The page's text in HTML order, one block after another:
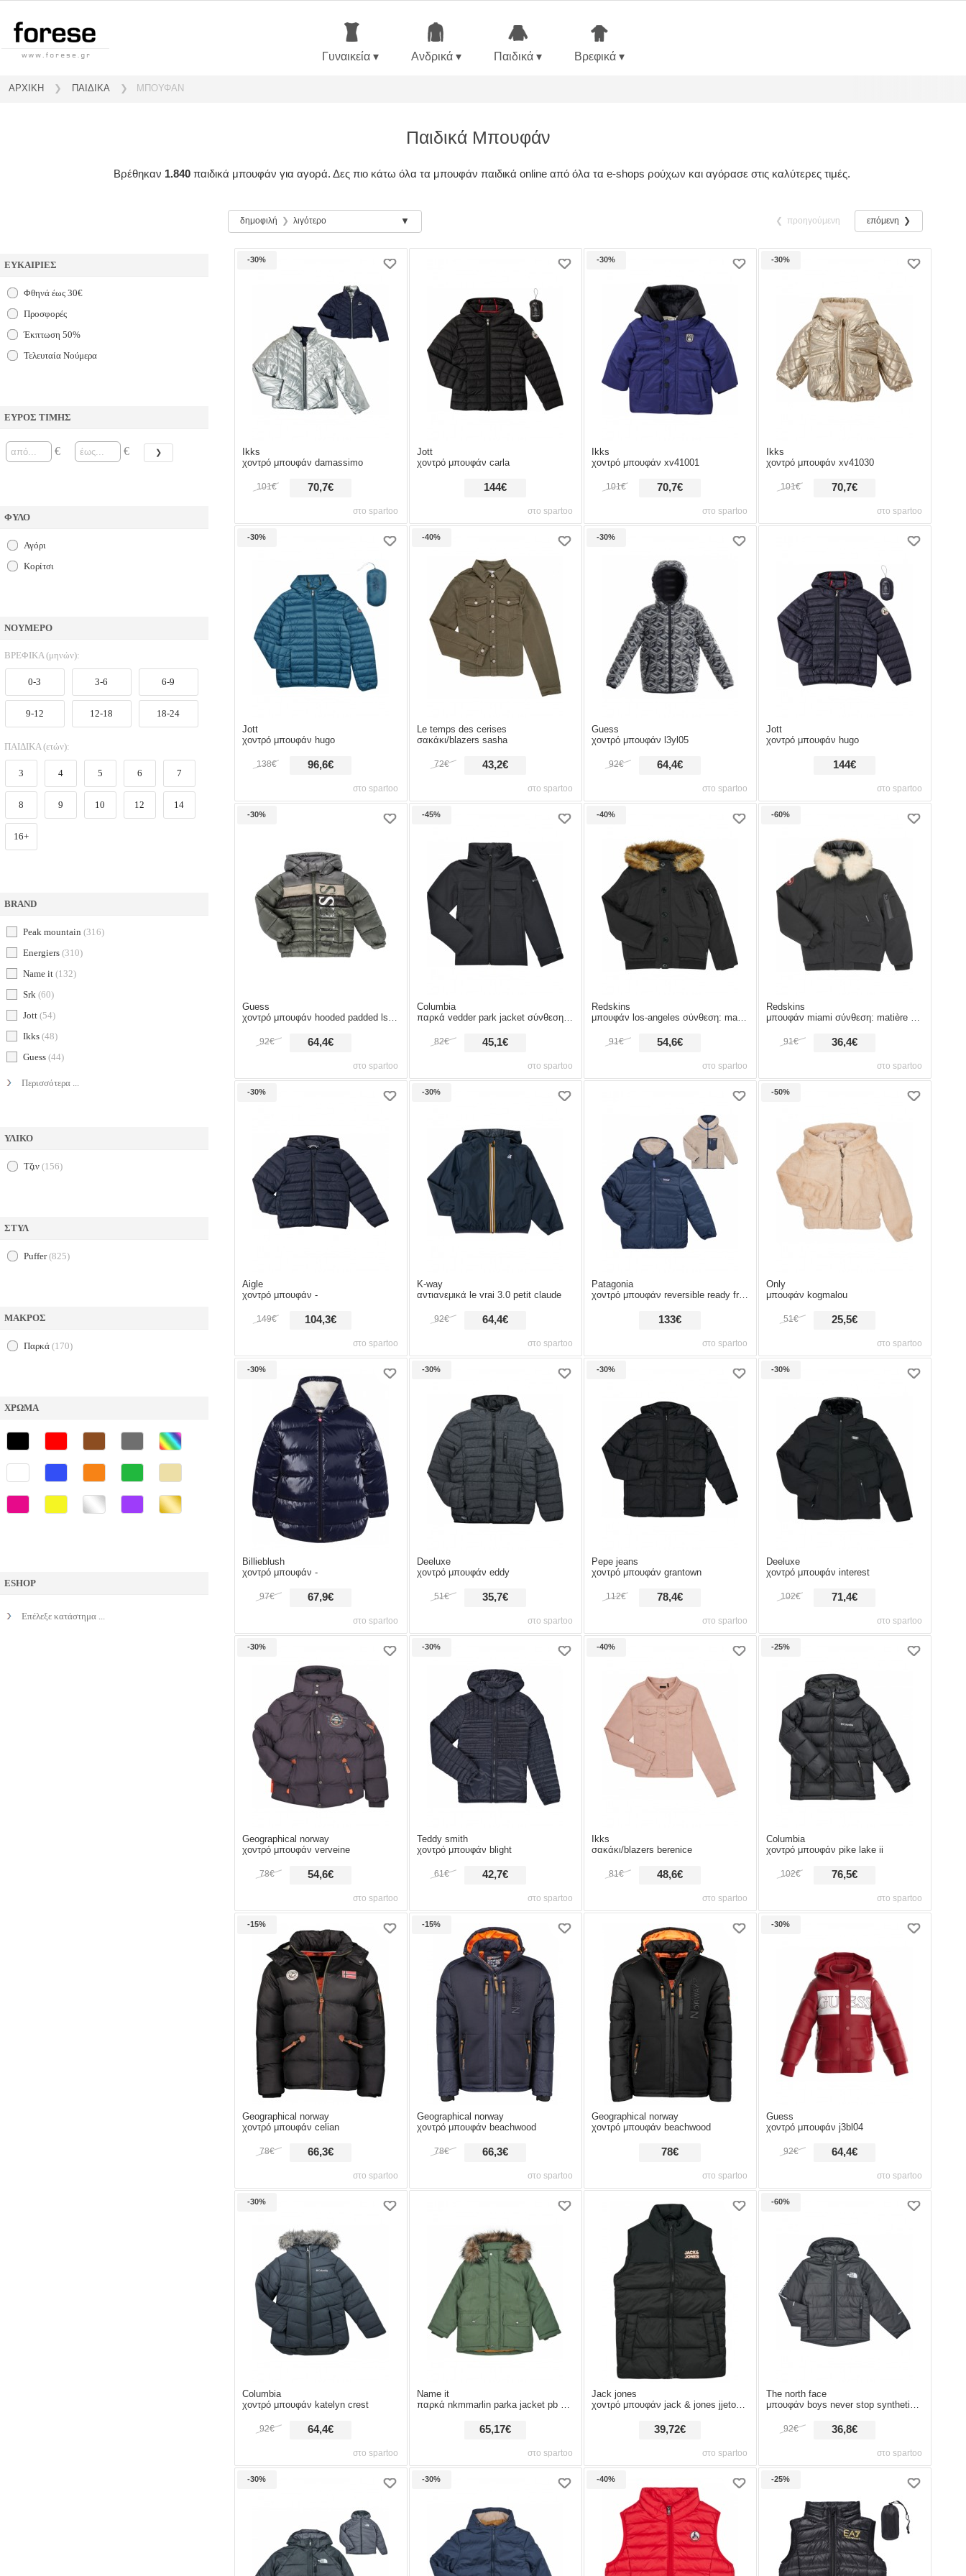
Γυναικεία ▾ Ανδρικά ▾ Παιδικά ▾ Βρεφικά ▾
ΑΡΧΙΚΗ ❯ ΠΑΙΔΙΚΑ ❯ ΜΠΟΥΦΑΝ
Παιδικά Μπουφάν
Βρέθηκαν 1.840παιδικά μπουφάν για αγορά. Δες πιο κάτω όλα τα μπουφάν παιδικά online από όλα τα e-shops ρούχων και αγόρασε στις καλύτερες τιμές.
ΕΥΚΑΙΡΙΕΣ
Φθηνά έως 30€
Προσφορές
Έκπτωση 50%
Τελευταία Νούμερα
ΕΥΡΟΣ ΤΙΜΗΣ
€ €
ΦΥΛΟ
αγόρι
κορίτσι
ΝΟΥΜΕΡΟ
ΒΡΕΦΙΚΑ (μηνών):
0-3 3-6 6-9
9-12 12-18 18-24
ΠΑΙΔΙΚΑ (ετών):
3 4 5 6 7
8 9 10 12 14
16+
BRAND
peak mountain (316)
energiers (310)
name it (132)
srk (60)
jott (54)
ikks (48)
guess (44)
Περισσότερα ...
ΥΛΙΚΟ
τζιν (156)
ΣΤΥΛ
puffer(825)
ΜΑΚΡΟΣ
παρκά (170)
ΧΡΩΜΑ
ESHOP
Επέλεξε κατάστημα ...
δημοφιλή ❯ λιγότερο ❮ προηγούμενη επόμενη ❯
-30%
στο spartoo
Ikks
χοντρό μπουφάν damassimo
70,7€
101€
στο spartoo
Jott
χοντρό μπουφάν carla
144€
-30%
στο spartoo
Ikks
χοντρό μπουφάν xv41001
70,7€
101€
-30%
στο spartoo
Ikks
χοντρό μπουφάν xv41030
70,7€
101€
-30%
στο spartoo
Jott
χοντρό μπουφάν hugo
96,6€
138€
-40%
στο spartoo
Le temps des cerises
σακάκι/blazers sasha
43,2€
72€
-30%
στο spartoo
Guess
χοντρό μπουφάν l3yl05
64,4€
92€
στο spartoo
Jott
χοντρό μπουφάν hugo
144€
-30%
στο spartoo
Guess
χοντρό μπουφάν hooded padded ls puffer w/zip
64,4€
92€
-45%
στο spartoo
Columbia
παρκά vedder park jacket σύνθεση: matière synthétiques,πολυεστέρας & σύνθεση επένδυσης: mat
45,1€
82€
-40%
στο spartoo
Redskins
μπουφάν los-angeles σύνθεση: matière synthétiques,πολυεστέρας & σύνθεση επένδυσης: matière
54,6€
91€
-60%
στο spartoo
Redskins
μπουφάν miami σύνθεση: matière synthétiques,πολυεστέρας & σύνθεση επένδυσης: matière synthé
36,4€
91€
-30%
στο spartoo
Aigle
χοντρό μπουφάν -
104,3€
149€
-30%
στο spartoo
K-way
αντιανεμικά le vrai 3.0 petit claude
64,4€
92€
στο spartoo
Patagonia
χοντρό μπουφάν reversible ready freddy hoody
133€
-50%
στο spartoo
Only
μπουφάν kogmalou
25,5€
51€
-30%
στο spartoo
Billieblush
χοντρό μπουφάν -
67,9€
97€
-30%
στο spartoo
Deeluxe
χοντρό μπουφάν eddy
35,7€
51€
-30%
στο spartoo
Pepe jeans
χοντρό μπουφάν grantown
78,4€
112€
-30%
στο spartoo
Deeluxe
χοντρό μπουφάν interest
71,4€
102€
-30%
στο spartoo
Geographical norway
χοντρό μπουφάν verveine
54,6€
78€
-30%
στο spartoo
Teddy smith
χοντρό μπουφάν blight
42,7€
61€
-40%
στο spartoo
Ikks
σακάκι/blazers berenice
48,6€
81€
-25%
στο spartoo
Columbia
χοντρό μπουφάν pike lake ii
76,5€
102€
-15%
στο spartoo
Geographical norway
χοντρό μπουφάν celian
66,3€
78€
-15%
στο spartoo
Geographical norway
χοντρό μπουφάν beachwood
66,3€
78€
στο spartoo
Geographical norway
χοντρό μπουφάν beachwood
78€
-30%
στο spartoo
Guess
χοντρό μπουφάν j3bl04
64,4€
92€
-30%
στο spartoo
Columbia
χοντρό μπουφάν katelyn crest
64,4€
92€
στο spartoo
Name it
παρκά nkmmarlin parka jacket pb south
65,17€
στο spartoo
Jack jones
χοντρό μπουφάν jack & jones jjetoby bodywarmer collar sn
39,72€
-60%
στο spartoo
The north face
μπουφάν boys never stop synthetic jacket
36,8€
92€
-30% -30% -40% -25%